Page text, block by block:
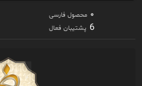
۰ محصول فارسی
6 پشتیبان فعال